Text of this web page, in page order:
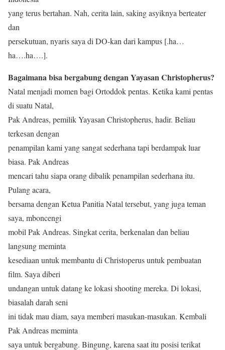
yang terus bertahan. Nah, cerita lain, saking asyiknya berteater
dan
persekutuan, nyaris saya di DO-kan dari kampus [.ha…
ha….ha….].
Bagaimana bisa bergabung dengan Yayasan Christopherus?
Natal menjadi momen bagi Ortoddok pentas. Ketika kami pentas
di suatu Natal,
Pak Andreas, pemilik Yayasan Christopherus, hadir. Beliau
terkesan dengan
penampilan kami yang sangat sederhana tapi berdampak luar
biasa. Pak Andreas
mencari tahu siapa orang dibalik penampilan sederhana itu.
Pulang acara,
bersama dengan Ketua Panitia Natal tersebut, yang juga teman
saya, mboncengi
mobil Pak Andreas. Singkat cerita, berkenalan dan beliau
langsung meminta
kesediaan untuk membantu di Christoperus untuk pembuatan
film. Saya diberi
undangan untuk datang ke lokasi shooting mereka. Di lokasi,
biasalah darah seni
ini tidak mau diam, saya memberi masukan-masukan. Kembali
Pak Andreas meminta
saya untuk bergabung. Bingung, karena saat itu posisi terikat